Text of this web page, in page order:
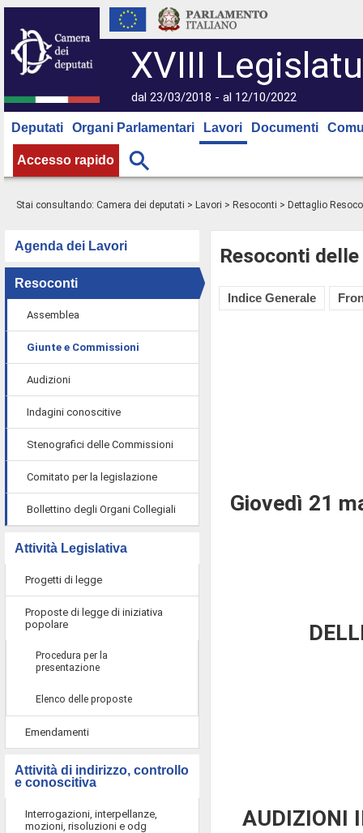
XVIII
dal 23/03/2018 - al 12/10/2022
Deputati Organi Parlamentari Lavori Documenti
Accesso rapido
Stai consultando: Camera dei deputati > Lavori > Resoconti > Dettaglio
Agenda dei Lavori
Resoconti
Assemblea
Giunte e Commissioni
Audizioni
Indagini conoscitive
Stenografici delle Commissioni
Comitato per la legislazione
Bollettino degli Organi Collegiali
Attività Legislativa
Progetti di legge
Proposte di legge di iniziativa
popolare
Procedura per la
presentazione
Elenco delle proposte
Emendamenti
Attività di indirizzo, controllo
e conoscitiva
Interrogazioni, interpellanze,
mozioni, risoluzioni e odg
Resoconti
Indice Generale
Giovedì 21
AUDIZIONI